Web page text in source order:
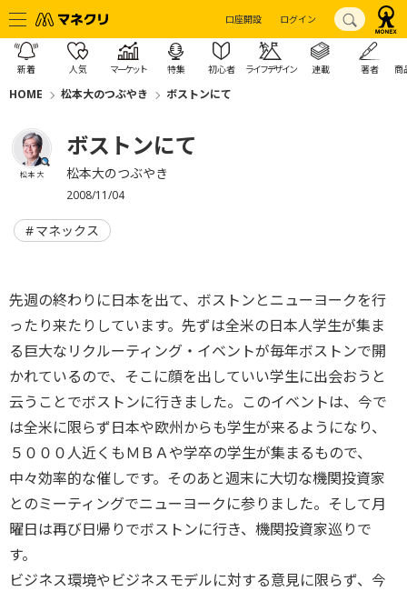
口座開設 ログイン
新着 人気 マーケット 特集 初心者 ライフデザイン 連載 著者 商
HOME 松本大のつぶやき ボストンにて
松本 大
ボストンにて
松本大のつぶやき
2008/11/04
マネックス
先週の終わりに日本を出て、ボストンとニューヨークを行
ったり来たりしています。先ずは全米の日本人学生が集ま
る巨大なリクルーティング・イベントが毎年ボストンで開
かれているので、そこに顔を出していい学生に出会おうと
云うことでボストンに行きました。このイベントは、今で
は全米に限らず日本や欧州からも学生が来るようになり、
５０００人近くもＭＢＡや学卒の学生が集まるもので、
中々効率的な催しです。そのあと週末に大切な機関投資家
とのミーティングでニューヨークに参りました。そして月
曜日は再び日帰りでボストンに行き、機関投資家巡りで
す。
ビジネス環境やビジネスモデルに対する意見に限らず、今